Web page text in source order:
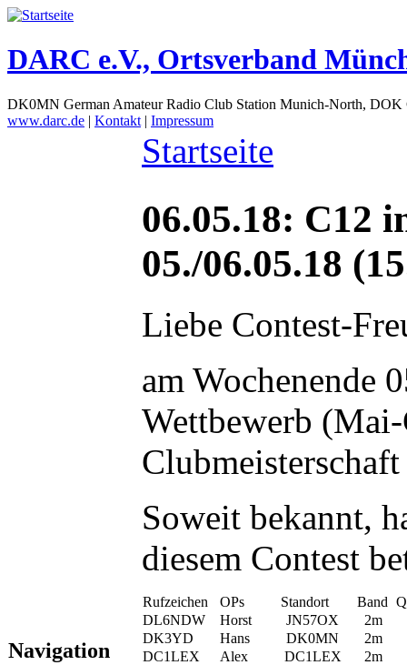
DARC e.V., Ortsverband
DK0MN German Amateur Radio Club Station Munich-North,
www.darc.de | Kontakt | Impressum
Navigation
Startseite
06.05.18: C12
05./06.05.18
Liebe Contest-
am Wochenende
Wettbewerb
Soweit bekannt,
diesem Contest
Rufzeichen OPs Standort Band
DL6NDW
Horst JN57OX
2m
DK3YD
Hans DK0MN
2m
DC1LEX
Alex DC1LEX
2m